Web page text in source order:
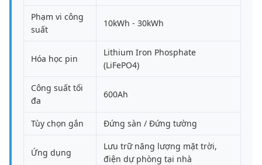
Phạm vi công
suất
10kWh - 30kWh
Hóa học pin
Lithium Iron Phosphate
(LiFePO4)
Công suất tối
đa
600Ah
Tùy chọn gắn Đứng sàn / Đứng tường
Ứng dụng
Lưu trữ năng lượng mặt trời,
điện dự phòng tại nhà